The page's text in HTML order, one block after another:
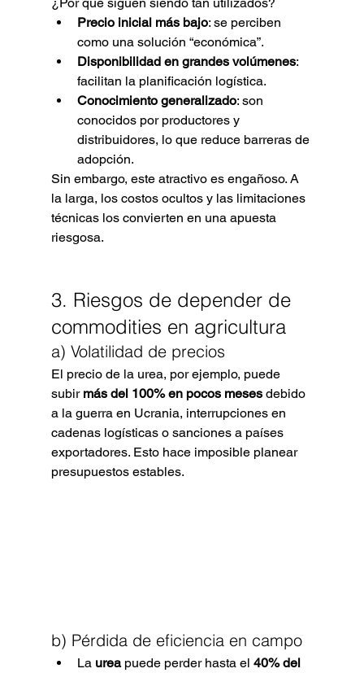
Precio inicial más bajo: se perciben
como una solución “económica”.
Disponibilidad en grandes volúmenes:
facilitan la planificación logística.
Conocimiento generalizado: son
conocidos por productores y
distribuidores, lo que reduce barreras de
adopción.
Sin embargo, este atractivo es engañoso. A
la larga, los costos ocultos y las limitaciones
técnicas los convierten en una apuesta
riesgosa.
3. Riesgos de depender de
commodities en agricultura
a) Volatilidad de precios
El precio de la urea, por ejemplo, puede
subir más del 100% en pocos meses debido
a la guerra en Ucrania, interrupciones en
cadenas logísticas o sanciones a países
exportadores. Esto hace imposible planear
presupuestos estables.
b) Pérdida de eficiencia en campo
La urea puede perder hasta el 40% del